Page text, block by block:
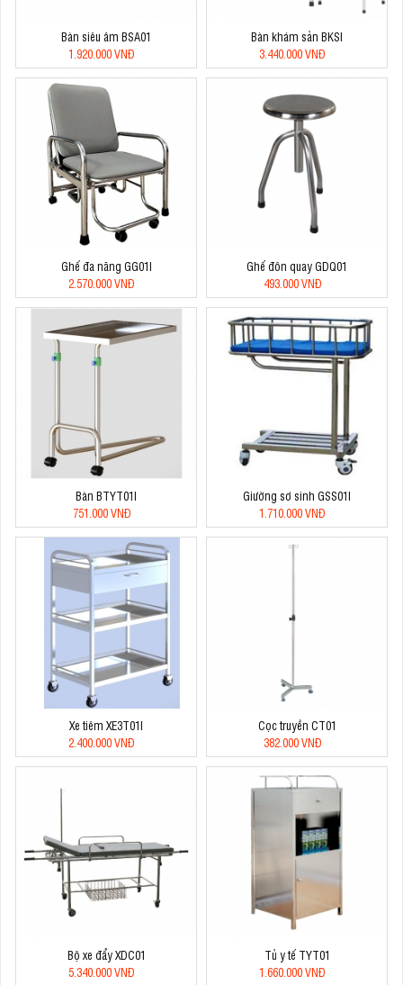
Bàn siêu âm BSA01
1.920.000 VNĐ
Bàn khám sản BKSI
3.440.000 VNĐ
Ghế đa năng GG01I
2.570.000 VNĐ
Ghế đôn quay GDQ01
493.000 VNĐ
Bàn BTYT01I
751.000 VNĐ
Giường sơ sinh GSS01I
1.710.000 VNĐ
Xe tiêm XE3T01I
2.400.000 VNĐ
Cọc truyền CT01
382.000 VNĐ
Bộ xe đẩy XDC01
5.340.000 VNĐ
Tủ y tế TYT01
1.660.000 VNĐ